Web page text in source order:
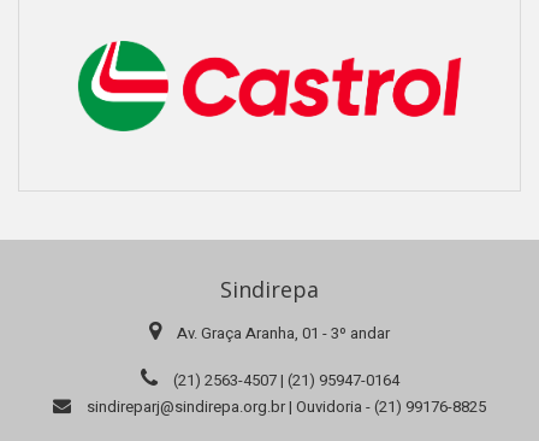
Sindirepa
Av. Graça Aranha, 01 - 3º andar
(21) 2563-4507 | (21) 95947-0164
sindireparj@sindirepa.org.br | Ouvidoria - (21) 99176-8825